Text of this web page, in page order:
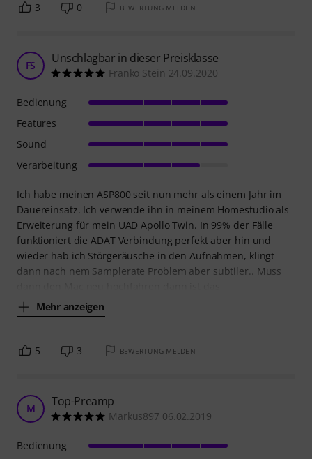
3 0 BEWERTUNG MELDEN
FS Unschlagbar in dieser Preisklasse
Franko Stein 24.09.2020
Ich habe meinen ASP800 seit nun mehr als einem Jahr im
Dauereinsatz. Ich verwende ihn in meinem Homestudio als
Erweiterung für mein UAD Apollo Twin. In 99% der Fälle
funktioniert die ADAT Verbindung perfekt aber hin und
wieder hab ich Störgeräusche in den Aufnahmen, klingt
dann nach nem Samplerate Problem aber subtiler.. Muss
Mehr anzeigen
Bedienung
Features
Sound
Verarbeitung
5 3 BEWERTUNG MELDEN
M Top-Preamp
Markus897 06.02.2019
Bedienung